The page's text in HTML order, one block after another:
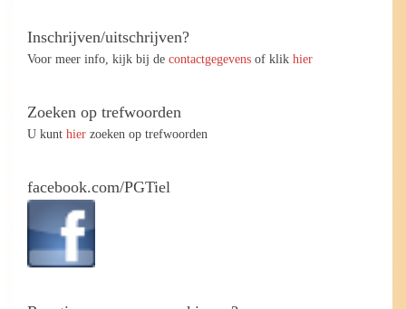
Inschrijven/uitschrijven?
Voor meer info, kijk bij de contactgegevens of klik hier
Zoeken op trefwoorden
U kunt hier zoeken op trefwoorden
facebook.com/PGTiel